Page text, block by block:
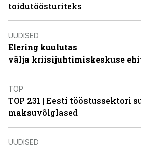
toidutöösturiteks
UUDISED
Elering kuulutas
välja kriisijuhtimiskeskuse
TOP
TOP 231 | Eesti tööstussektori
maksuvõlglased
UUDISED